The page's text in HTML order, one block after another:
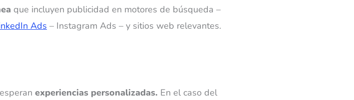
que incluyen publicidad en motores de búsqueda –
Ads – Instagram Ads – y sitios web relevantes.
experiencias personalizadas. En el caso del